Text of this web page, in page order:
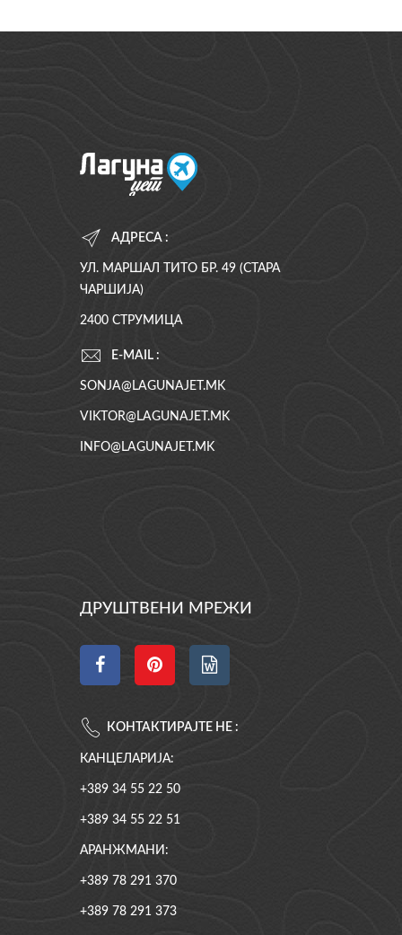
АДРЕСА :
УЛ. МАРШАЛ ТИТО БР. 49 (СТАРА
ЧАРШИЈА)
2400 СТРУМИЦА
E-MAIL :
SONJA@LAGUNAJET.MK
VIKTOR@LAGUNAJET.MK
INFO@LAGUNAJET.MK
ДРУШТВЕНИ МРЕЖИ
КОНТАКТИРАЈТЕ НЕ :
КАНЦЕЛАРИЈА:
+389 34 55 22 50
+389 34 55 22 51
АРАНЖМАНИ:
+389 78 291 370
+389 78 291 373